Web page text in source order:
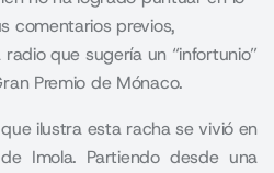
comentarios previos,
que sugería un “infortunio”
Premio de Mónaco.
ilustra esta racha se vivió en
Imola. Partiendo desde una